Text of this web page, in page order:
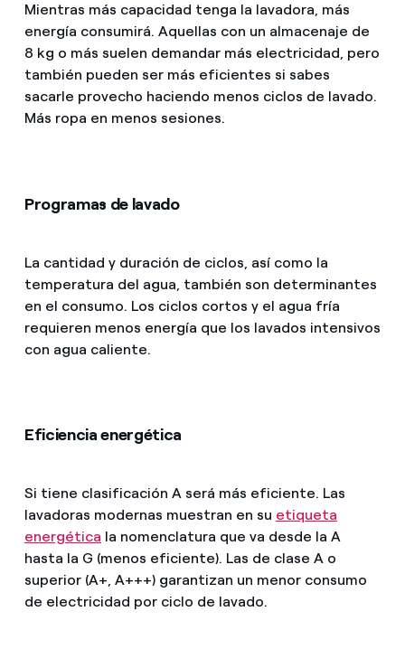
Mientras más capacidad tenga la lavadora, más
energía consumirá. Aquellas con un almacenaje de
8 kg o más suelen demandar más electricidad, pero
también pueden ser más eficientes si sabes
sacarle provecho haciendo menos ciclos de lavado.
Más ropa en menos sesiones.
Programas de lavado
La cantidad y duración de ciclos, así como la
temperatura del agua, también son determinantes
en el consumo. Los ciclos cortos y el agua fría
requieren menos energía que los lavados intensivos
con agua caliente.
Eficiencia energética
Si tiene clasificación A será más eficiente. Las
lavadoras modernas muestran en su etiqueta
energética la nomenclatura que va desde la A
hasta la G (menos eficiente). Las de clase A o
superior (A+, A+++) garantizan un menor consumo
de electricidad por ciclo de lavado.